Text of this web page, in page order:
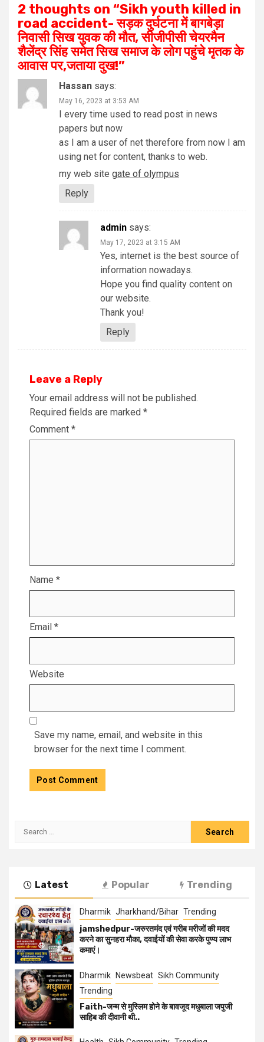
2 thoughts on “Sikh youth killed in
road accident- सड़क दुर्घटना में बागबेड़ा
निवासी सिख युवक की मौत, सीजीपीसी चेयरमैन
शैलेंद्र सिंह समेत सिख समाज के लोग पहुंचे मृतक के
आवास पर,जताया दुख!”
Hassan says:
May 16, 2023 at 3:53 AM
I every time used to read post in news
papers but now
as I am a user of net therefore from now I am
using net for content, thanks to web.
my web site gate of olympus
Reply
admin says:
May 17, 2023 at 3:15 AM
Yes, internet is the best source of
information nowadays.
Hope you find quality content on
our website.
Thank you!
Reply
Leave a Reply
Your email address will not be published.
Required fields are marked *
Comment *
Name *
Email *
Website
Save my name, email, and website in this
browser for the next time I comment.
Latest Popular Trending
Dharmik Jharkhand/Bihar Trending
jamshedpur-जरुरतमंद एवं गरीब मरीजों की मदद
करने का सुनहरा मौका, दवाईयों की सेवा करके पुण्य लाभ
कमाएं।
Dharmik Newsbeat Sikh Community
Trending
Faith-जन्म से मुस्लिम होने के बावजूद मधुबाला जपुजी
साहिब की दीवानी थी..